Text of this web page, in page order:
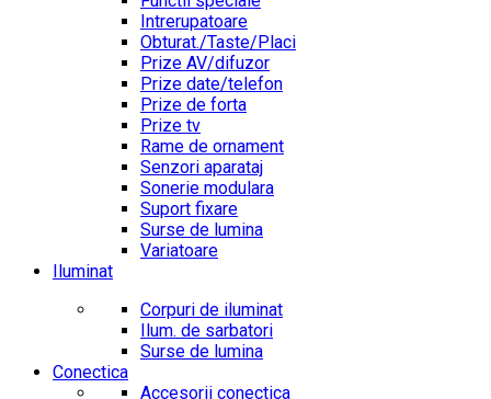
Intrerupatoare
Obturat./Taste/Placi
Prize AV/difuzor
Prize date/telefon
Prize de forta
Prize tv
Rame de ornament
Senzori aparataj
Sonerie modulara
Suport fixare
Surse de lumina
Variatoare
Iluminat
Corpuri de iluminat
Ilum. de sarbatori
Surse de lumina
Conectica
Accesorii conectica